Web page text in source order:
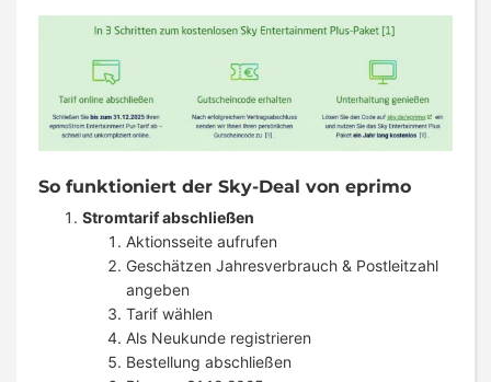
So funktioniert der Sky-Deal von eprimo
Stromtarif abschließen
Aktionsseite aufrufen
Geschätzen Jahresverbrauch & Postleitzahl
angeben
Tarif wählen
Als Neukunde registrieren
Bestellung abschließen